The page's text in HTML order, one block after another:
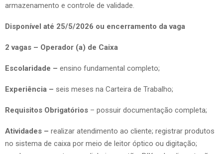
armazenamento e controle de validade.
Disponível até 25/5/2026 ou encerramento da vaga
2 vagas – Operador (a) de Caixa
Escolaridade – ensino fundamental completo;
Experiência – seis meses na Carteira de Trabalho;
Requisitos Obrigatórios – possuir documentação completa;
Atividades – realizar atendimento ao cliente; registrar produtos
no sistema de caixa por meio de leitor óptico ou digitação;